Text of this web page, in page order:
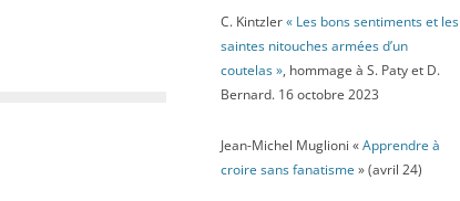
C. Kintzler« Les bons sentiments et les
saintes nitouches armées d’un
coutelas », hommage à S. Paty et D.
Bernard. 16 octobre 2023
Jean-Michel Muglioni «Apprendre à
croire sans fanatisme » (avril 24)